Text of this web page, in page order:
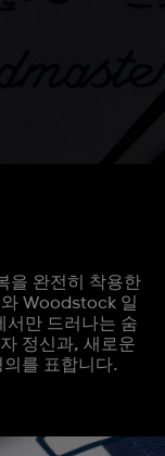
을 완전히 착용한
Woodstock 일
서만 드러나는 숨
정신과, 새로운
를 표합니다.